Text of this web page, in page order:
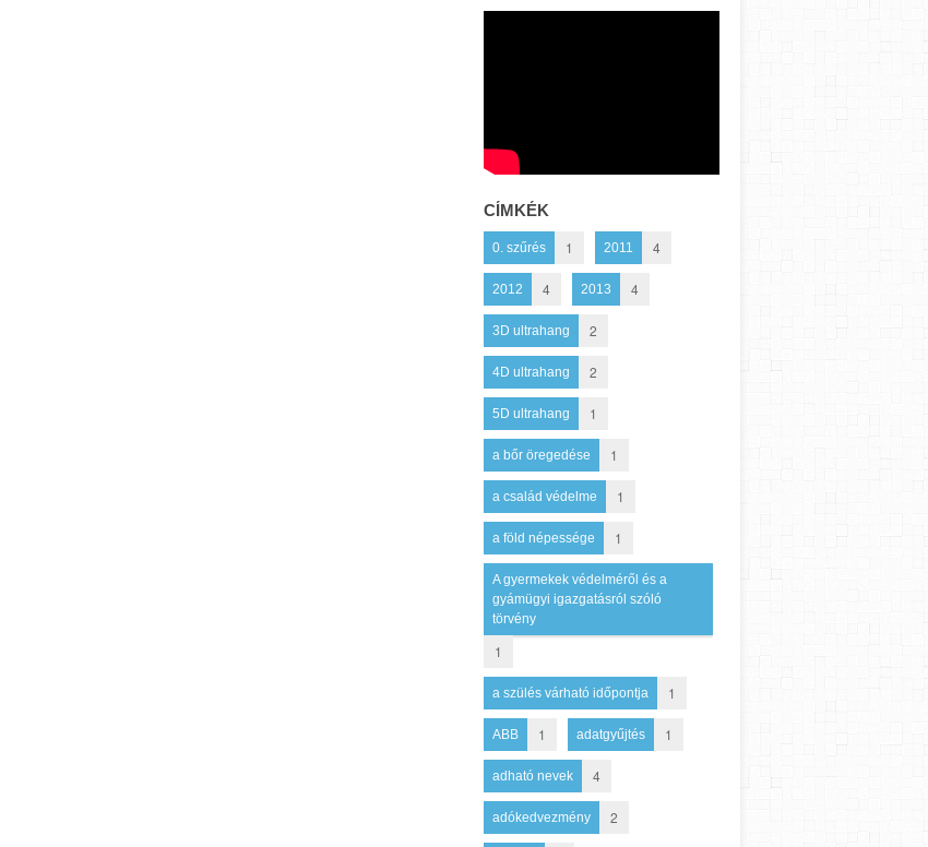
CÍMKÉK
0. szűrés 1 2011 4
2012 4 2013 4
3D ultrahang 2
4D ultrahang 2
5D ultrahang 1
a bőr öregedése 1
a család védelme 1
a föld népessége 1
A gyermekek védelméről és a
gyámügyi igazgatásról szóló
törvény
1
a szülés várható időpontja 1
ABB 1 adatgyűjtés 1
adható nevek 4
adókedvezmény 2